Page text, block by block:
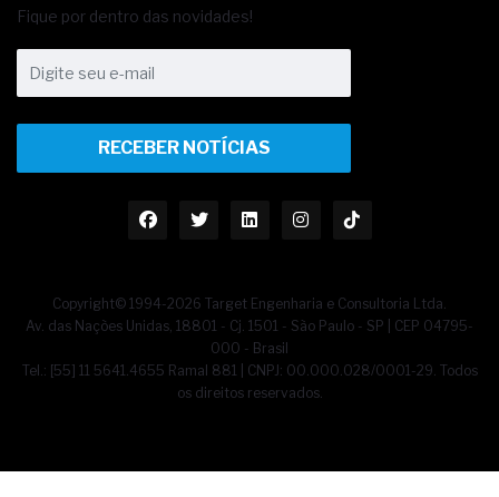
Fique por dentro das novidades!
RECEBER NOTÍCIAS
Copyright© 1994-2026 Target Engenharia e Consultoria Ltda.
Av. das Nações Unidas, 18801 - Cj. 1501 - São Paulo - SP | CEP 04795-
000 - Brasil
Tel.: [55] 11 5641.4655 Ramal 881 | CNPJ: 00.000.028/0001-29. Todos
os direitos reservados.